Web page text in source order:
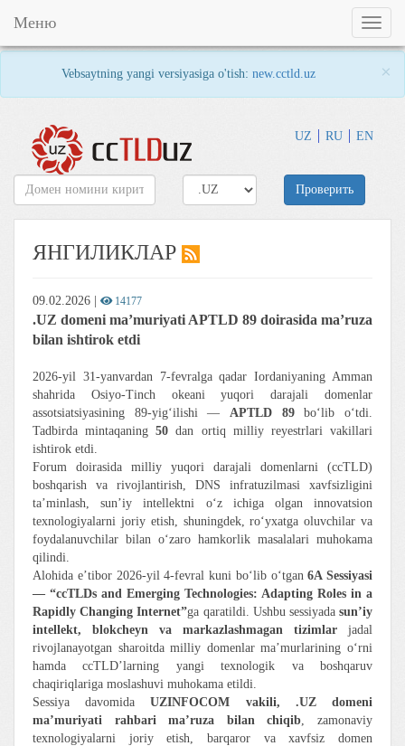
Vebsaytning yangi versiyasiga o'tish: new.cctld.uz ×
UZ RU EN
Toggle
Меню
Проверить
ЯНГИЛИКЛАР
09.02.2026 14177
.UZ domeni ma’muriyati APTLD 89 doirasida ma’ruza
bilan ishtirok etdi
2026-yil 31-yanvardan 7-fevralga qadar Iordaniyaning Amman
shahrida Osiyo-Tinch okeani yuqori darajali domenlar
assotsiatsiyasining 89-yig‘ilishi — APTLD 89bo‘lib o‘tdi.
Tadbirda mintaqaning50dan ortiq milliy reyestrlari vakillari
ishtirok etdi.
Forum doirasida milliy yuqori darajali domenlarni (ccTLD)
boshqarish va rivojlantirish, DNS infratuzilmasi xavfsizligini
ta’minlash, sun’iy intellektni o‘z ichiga olgan innovatsion
texnologiyalarni joriy etish, shuningdek, ro‘yxatga oluvchilar va
foydalanuvchilar bilan o‘zaro hamkorlik masalalari muhokama
qilindi.
Alohida e’tibor 2026-yil 4-fevral kuni bo‘lib o‘tgan6A Sessiyasi
— “ccTLDs and Emerging Technologies: Adapting Roles in a
Rapidly Changing Internet”ga qaratildi. Ushbu sessiyadasun’iy
intellekt, blokcheyn va markazlashmagan tizimlar jadal
rivojlanayotgan sharoitda milliy domenlar ma’murlarining o‘rni
hamda ccTLD’larning yangi texnologik va boshqaruv
chaqiriqlariga moslashuvi muhokama etildi.
Sessiya davomidaUZINFOCOM vakili, .UZ domeni
ma’muriyati rahbari ma’ruza bilan chiqib, zamonaviy
texnologiyalarni joriy etish, barqaror va xavfsiz domen